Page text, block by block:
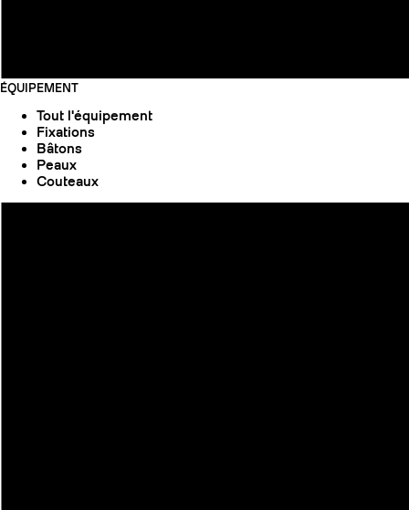
ÉQUIPEMENT
Tout l'équipement
Fixations
Bâtons
Peaux
Couteaux